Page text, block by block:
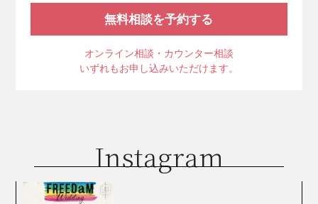
無料相談を予約する
オンライン相談・カウンター相談
いずれもお申し込みいただけます。
Instagram